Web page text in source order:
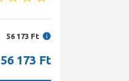
56 173 Ft
56 173 Ft